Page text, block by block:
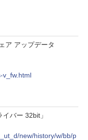
ア アップデータ
v_fw.html
バー 32bit」
new/history/w/bb/p